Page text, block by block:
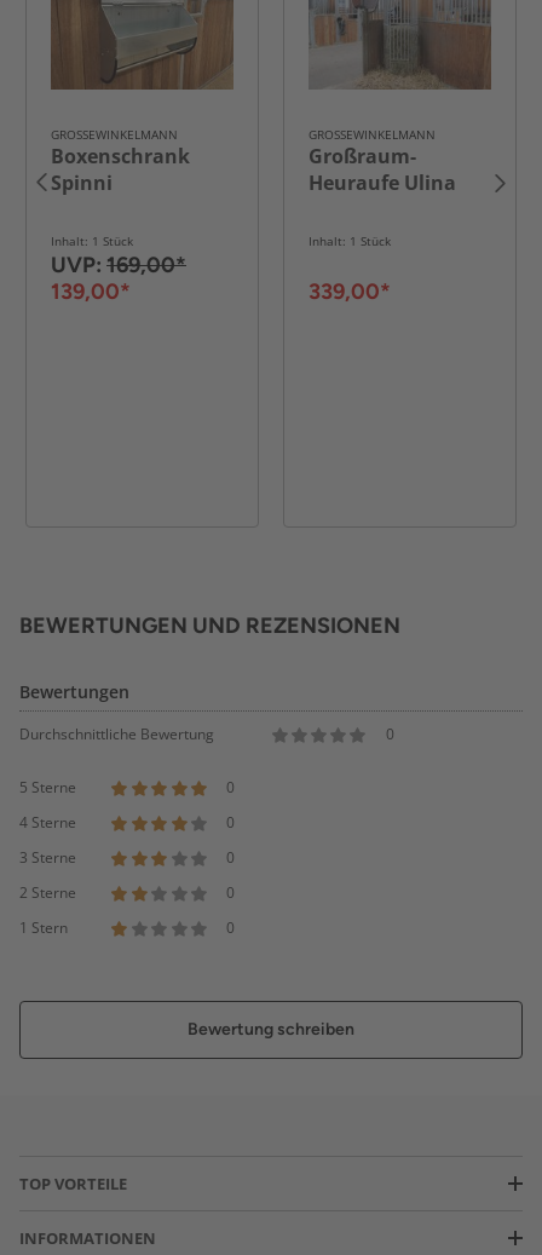
GROSSEWINKELMANN
Boxenschrank
Spinni
Inhalt: 1 Stück
UVP: 169,00*
139,00*
GROSSEWINKELMANN
Großraum-
Heuraufe Ulina
Inhalt: 1 Stück
339,00*
BEWERTUNGEN UND REZENSIONEN
Bewertungen
Durchschnittliche Bewertung 0
5 Sterne
0
4 Sterne
0
3 Sterne
0
2 Sterne
0
1 Stern
0
Bewertung schreiben
TOP VORTEILE
INFORMATIONEN